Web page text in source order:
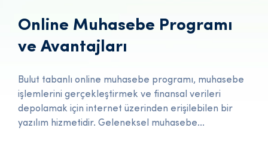
Online Muhasebe Programı
ve Avantajları
Bulut tabanlı online muhasebe programı, muhasebe
işlemlerini gerçekleştirmek ve finansal verileri
depolamak için internet üzerinden erişilebilen bir
yazılım hizmetidir. Geleneksel muhasebe...